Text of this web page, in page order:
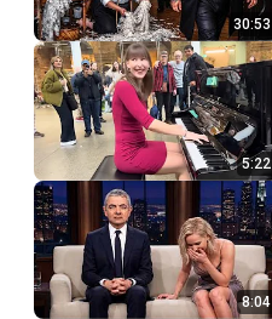
30:53
5:22
8:04